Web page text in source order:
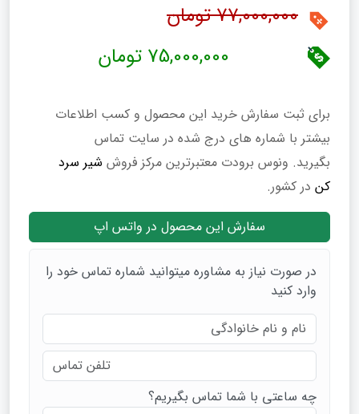
77,000,000 تومان
75,000,000 تومان
برای ثبت سفارش خرید این محصول و کسب اطلاعات
بیشتر با شماره های درج شده در سایت تماس
بگیرید. ونوس برودت معتبرترین مرکز فروش شیر سرد
کن در کشور.
سفارش این محصول در واتس اپ
در صورت نیاز به مشاوره میتوانید شماره تماس خود را
وارد کنید
چه ساعتی با شما تماس بگیریم؟